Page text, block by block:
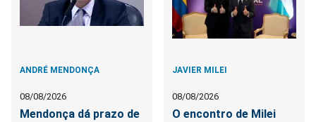
ANDRÉ MENDONÇA
08/08/2026
Mendonça dá prazo de
JAVIER MILEI
08/08/2026
O encontro de Milei